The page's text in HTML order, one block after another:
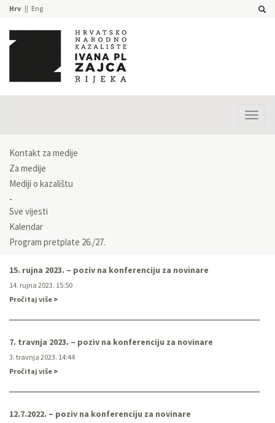
Hrv Eng
Kontakt za medije
Za medije
Mediji o kazalištu
Sve vijesti
Kalendar
Program pretplate 26./27.
15. rujna 2023. – poziv na konferenciju za novinare
14. rujna 2023. 15:50
Pročitaj više
7. travnja 2023. – poziv na konferenciju za novinare
3. travnja 2023. 14:44
Pročitaj više
12.7.2022. – poziv na konferenciju za novinare